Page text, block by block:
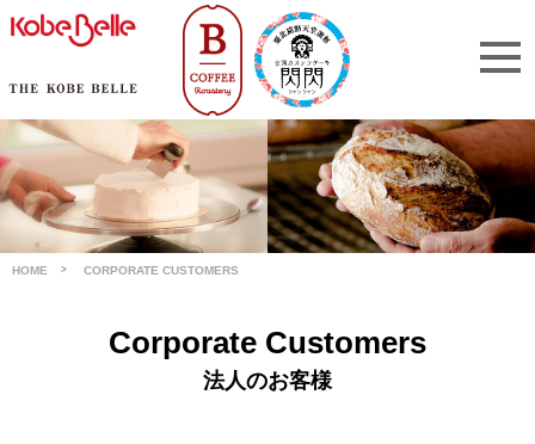
HOME CORPORATE CUSTOMERS
Corporate Customers
法人のお客様